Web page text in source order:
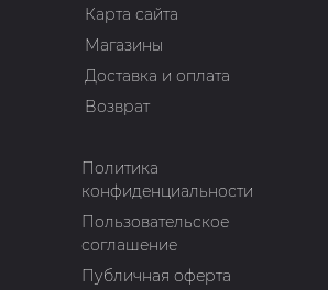
Карта сайта
Магазины
Доставка и оплата
Возврат
Политика
конфиденциальности
Пользовательское
соглашение
Публичная оферта